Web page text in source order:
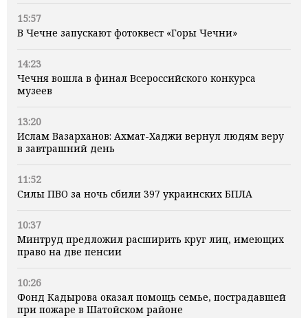
15:57
В Чечне запускают фотоквест «Горы Чечни»
14:23
Чечня вошла в финал Всероссийского конкурса
музеев
13:20
Ислам Вазарханов: Ахмат-Хаджи вернул людям веру
в завтрашний день
11:52
Силы ПВО за ночь сбили 397 украинских БПЛА
10:37
Минтруд предложил расширить круг лиц, имеющих
право на две пенсии
10:26
Фонд Кадырова оказал помощь семье, пострадавшей
при пожаре в Шатойском районе